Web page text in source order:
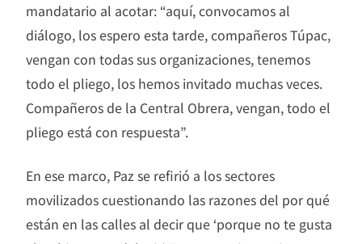
mandatario al acotar: “aquí, convocamos al
diálogo, los espero esta tarde, compañeros Túpac,
vengan con todas sus organizaciones, tenemos
todo el pliego, los hemos invitado muchas veces.
Compañeros de la Central Obrera, vengan, todo el
pliego está con respuesta”.
En ese marco, Paz se refirió a los sectores
movilizados cuestionando las razones del por qué
están en las calles al decir que ‘porque no te gusta